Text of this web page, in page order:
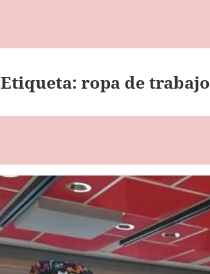
Etiqueta:ropa de trabajo